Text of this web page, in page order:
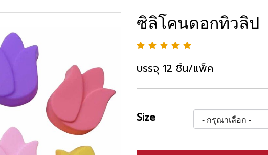
ซิลิโคนดอกทิวลิป
บรรจุ 12 ชิ้น/แพ็ค
Size